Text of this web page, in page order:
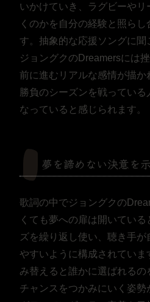
いかけていき、ラグビーや
くのかを自分の経験と照ら
す。抽象的な応援ソングに
ジョングクのDreamersには
前に進むリアルな感情が描か
勝負のシーズンを戦ってい
なっていると感じられます。
夢を諦めない決意を
歌詞の中でジョングクの
くても夢への扉は開いてい
ズを繰り返し使い、聴き手
やすいように構成されてい
み替えると誰かに選ばれる
チャンスをつかみにいく姿